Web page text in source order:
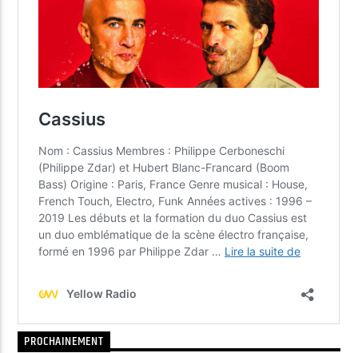
PROCHAINEMENT